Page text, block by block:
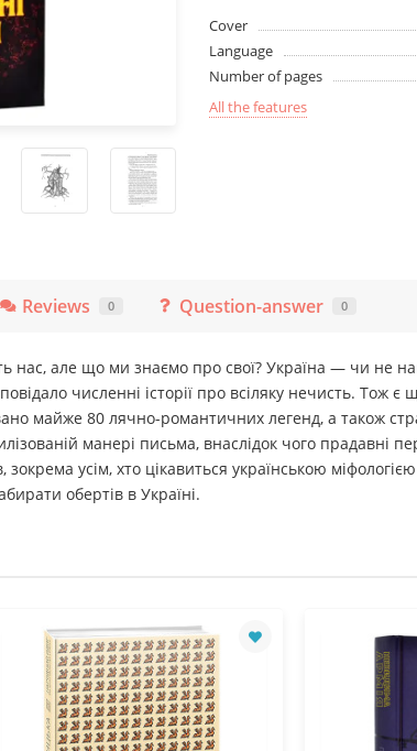
Cover
Language
Number of pages
All the features
Reviews 0 Question-answer 0
але що ми знаємо про свої? Україна — чи не
численні історії про всіляку нечисть. Тож
майже 80 лячно-романтичних легенд, а також
манері письма, внаслідок чого
усім, хто цікавиться українською
обертів в Україні.